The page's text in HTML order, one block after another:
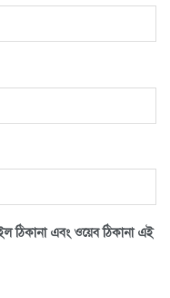
ঠিকানা এবং ওয়েব ঠিকানা এই